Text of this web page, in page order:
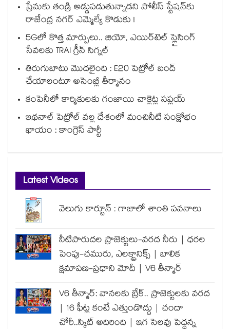
ప్రేమకు తండ్రి అడ్డుపడుతున్నాడని పోలీస్ స్టేషన్⁪కు
రాజేంద్ర నగర్ ఎమ్మెల్యే కొడుకు !
5Gలో కొత్త మార్పులు.. జియో, ఎయిర్‌టెల్ స్లైసింగ్
సేవలకు TRAI గ్రీన్ సిగ్నల్
తిరుగుబాటు మొదలైంది : E20 పెట్రోల్ బంద్
చేయాలంటూ అసెంబ్లీ తీర్మానం
కంపెనీలో కార్మికులకు గంజాయి చాక్లెట్ల సప్లయ్
ఇథనాల్ పెట్రోల్ వల్ల దేశంలో మంచినీటి సంక్షోభం
ఖాయం : కాంగ్రెస్ పార్టీ
Latest Videos
వెలుగు కార్టూన్ : గాజాలో శాంతి పవనాలు
నీటిపారుదల ప్రాజెక్టులు-వరద నీరు | ధరల
పెంపు-చమురు, ఎలక్ట్రానిక్స్ | బాలిక
క్షమాపణ-ప్రధాని మోదీ | V6 తీన్మార్
V6 తీన్మార్: వానలకు బ్రేక్.. ప్రాజెక్టులకు వరద
| 16 ఫీట్ల కంటే ఎత్తుండొద్దు | చందా
చోరీ..స్కిట్ అదిరింది | ఇగ సెలవు పెద్దన్న